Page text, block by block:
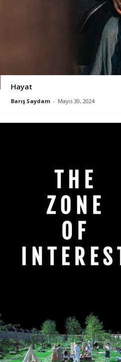
Hayat
Barış Saydam - Mayıs 30, 2024